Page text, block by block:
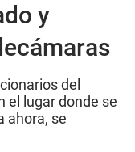
y
del
el lugar donde se
ahora, se